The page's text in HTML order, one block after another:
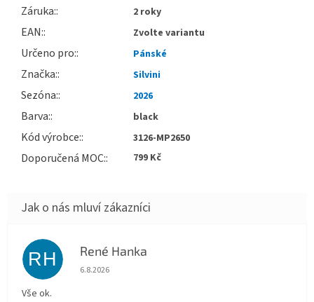
Záruka: 2 roky
EAN: Zvolte variantu
Určeno pro: Pánské
Značka: Silvini
Sezóna: 2026
Barva: black
Kód výrobce: 3126-MP2650
Doporučená MOC: 799 Kč
RH René Hanka
Hodnocení obchodu je 5 z 5 hvězdiček.
6.8.2026
Vše ok.